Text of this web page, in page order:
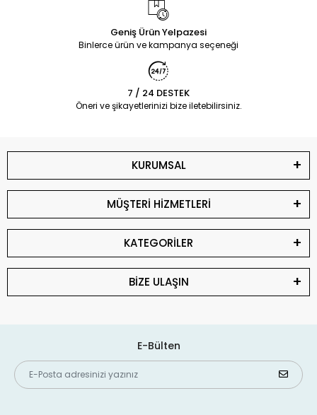
Geniş Ürün Yelpazesi
Binlerce ürün ve kampanya seçeneği
7 / 24 DESTEK
Öneri ve şikayetlerinizi bize iletebilirsiniz.
KURUMSAL
MÜŞTERİ HİZMETLERİ
KATEGORİLER
BİZE ULAŞIN
E-Bülten